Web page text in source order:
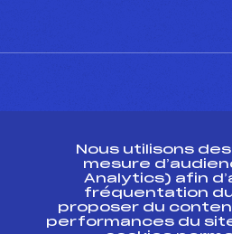
ESPACE PRESSE
Ressources
Pass’Neige
Nous utilisons
mesure
Analytics) afin
fréquentation
proposer du
performances du